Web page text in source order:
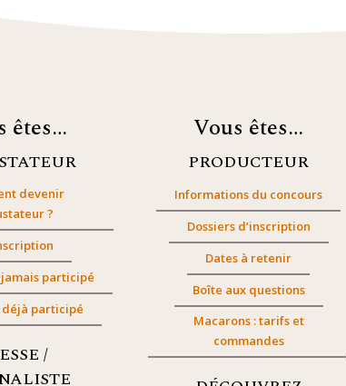
êtes…
devenir
?
jamais participé
déjà participé
/
Vous êtes…
PRODUCTEUR
Informations du concours
Dossiers d’inscription
Dates à retenir
Boîte aux questions
Macarons : tarifs et
commandes